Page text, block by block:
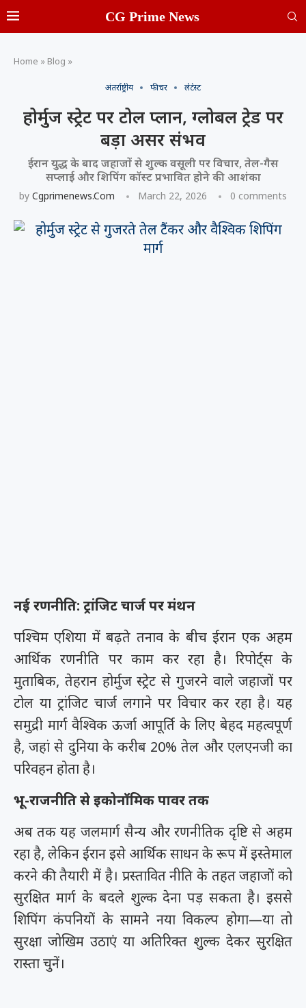
CG Prime News
Home » Blog »
अंतर्राष्ट्रीय फीचर लेटेस्ट
होर्मुज स्ट्रेट पर टोल प्लान, ग्लोबल ट्रेड पर
बड़ा असर संभव
ईरान युद्ध के बाद जहाजों से शुल्क वसूली पर विचार, तेल-गैस
सप्लाई और शिपिंग कॉस्ट प्रभावित होने की आशंका
by Cgprimenews.com March 22, 2026 0 comments
नई रणनीति: ट्रांजिट चार्ज पर मंथन
पश्चिम एशिया में बढ़ते तनाव के बीच ईरान एक अहम
आर्थिक रणनीति पर काम कर रहा है। रिपोर्ट्स के
मुताबिक, तेहरान होर्मुज स्ट्रेट से गुजरने वाले जहाजों पर
टोल या ट्रांजिट चार्ज लगाने पर विचार कर रहा है। यह
समुद्री मार्ग वैश्विक ऊर्जा आपूर्ति के लिए बेहद महत्वपूर्ण
है, जहां से दुनिया के करीब 20% तेल और एलएनजी का
परिवहन होता है।
भू-राजनीति से इकोनॉमिक पावर तक
अब तक यह जलमार्ग सैन्य और रणनीतिक दृष्टि से अहम
रहा है, लेकिन ईरान इसे आर्थिक साधन के रूप में इस्तेमाल
करने की तैयारी में है। प्रस्तावित नीति के तहत जहाजों को
सुरक्षित मार्ग के बदले शुल्क देना पड़ सकता है। इससे
शिपिंग कंपनियों के सामने नया विकल्प होगा—या तो
सुरक्षा जोखिम उठाएं या अतिरिक्त शुल्क देकर सुरक्षित
रास्ता चुनें।